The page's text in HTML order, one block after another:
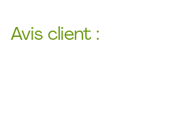
Avis client :